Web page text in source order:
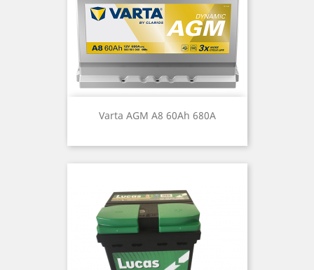
Varta AGM A8 60Ah 680A